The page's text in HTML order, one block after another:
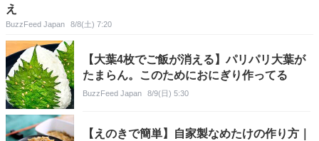
え
BuzzFeed Japan 8/8(土) 7:20
【大葉4枚でご飯が消える】パリパリ大葉が
たまらん。このためにおにぎり作ってる
BuzzFeed Japan 8/9(日) 5:30
【えのきで簡単】自家製なめたけの作り方｜